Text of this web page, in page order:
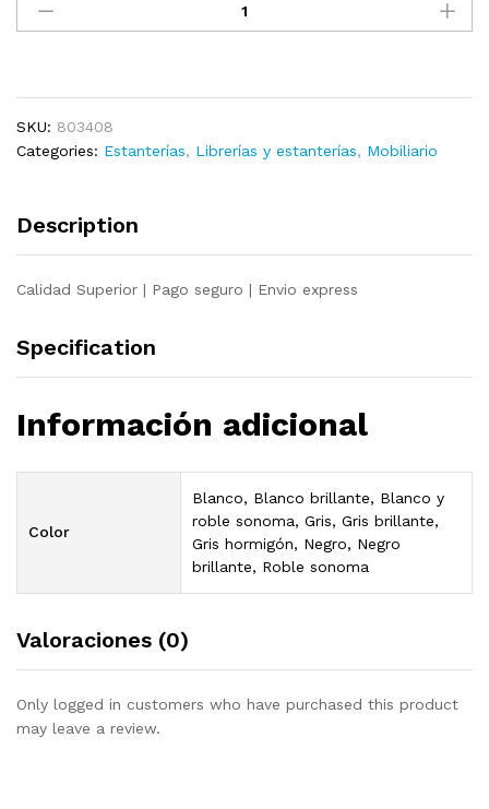
aglomerado
quantity
SKU: 803408
Categories: Estanterías, Librerías y estanterías, Mobiliario
Description
Calidad Superior | Pago seguro | Envio express
Specification
Información adicional
Color
Blanco, Blanco brillante, Blanco y
roble sonoma, Gris, Gris brillante,
Gris hormigón, Negro, Negro
brillante, Roble sonoma
Valoraciones (0)
Only logged in customers who have purchased this product
may leave a review.